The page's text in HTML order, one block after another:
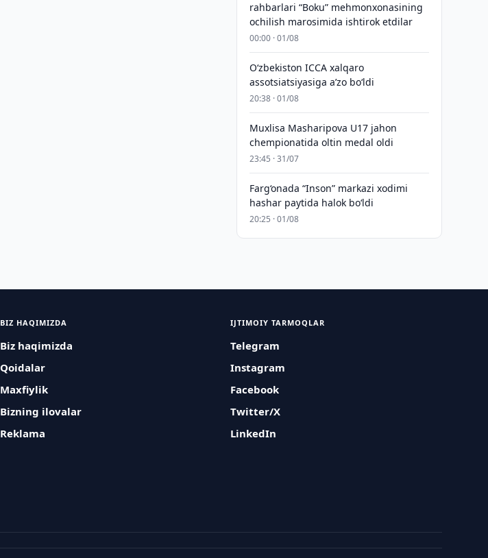
rahbarlari “Boku” mehmonxonasining
ochilish marosimida ishtirok etdilar
00:00 · 01/08
O‘zbekiston ICCA xalqaro
assotsiatsiyasiga aʼzo bo‘ldi
20:38 · 01/08
Muxlisa Masharipova U17 jahon
chempionatida oltin medal oldi
23:45 · 31/07
Farg‘onada “Inson” markazi xodimi
hashar paytida halok bo‘ldi
20:25 · 01/08
BIZ HAQIMIZDA
Biz haqimizda
Qoidalar
Maxfiylik
Bizning ilovalar
Reklama
IJTIMOIY TARMOQLAR
Telegram
Instagram
Facebook
Twitter/X
LinkedIn